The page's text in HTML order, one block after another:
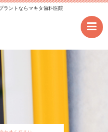
ラントならマキタ歯科医院